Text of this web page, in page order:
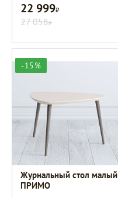
22 999Р
27 058Р
-15%
Журнальный стол малый
ПРИМО